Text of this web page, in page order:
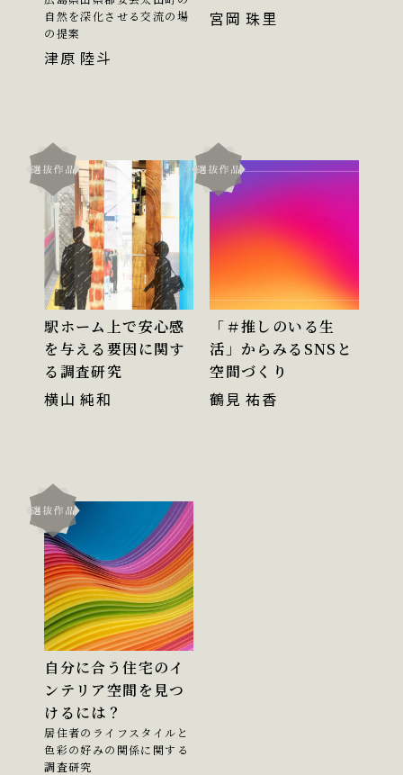
自然を深化させる交流の場
の提案
津原 陸斗
宮岡 珠里
駅ホーム上で安心感
を与える要因に関す
る調査研究
横山 純和
「＃推しのいる生
活」からみるSNSと
空間づくり
鶴見 祐香
自分に合う住宅のイ
ンテリア空間を見つ
けるには？
居住者のライフスタイルと
色彩の好みの関係に関する
調査研究